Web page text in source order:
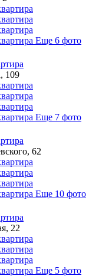
Еще 6 фото
109
Еще 7 фото
62
Еще 10 фото
22
Еще 5 фото